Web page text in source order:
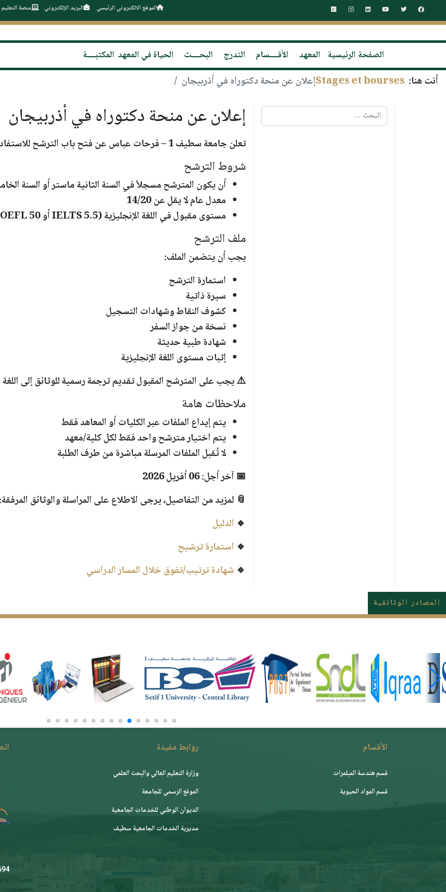
الموقع الالكتروني الرئيسي البريد الإلكتروني منصة
الصفحة الرئيسية المعهد الأقــــسام التدرج البحــــث الحياة في المعهد المكتبــــة
أنت هنا: Stages et boursesإعلان عن منحة دكتوراه في أذربيجان
البحث
إعلان عن منحة دكتوراه في أذربيجان
تعلن جامعة سطيف 1 – فرحات عباس عن فتح باب الترشح للاستفادة من
شروط الترشح
أن يكون المترشح مسجلاً فيالسنة الثانية ماستر أو السنة الخامسة
معدل عام لا يقل عن14/20
مستوى مقبول في اللغة الإنجليزية (IELTS 5.5 أو TOEFL 50 على الأقل
ملف الترشح
يجب أن يتضمن الملف:
استمارة الترشح
سيرة ذاتية
كشوف النقاط وشهادات التسجيل
نسخة من جواز السفر
شهادة طبية حديثة
إثبات مستوى اللغة الإنجليزية
⚠️ يجب على المترشح المقبول تقديمترجمة رسمية للوثائق إلى اللغة
ملاحظات هامة
يتم إيداع الملفاتعبر الكليات أو المعاهد فقط
يتم اختيارمترشح واحد فقط لكل كلية/معهد
لا تُقبل الملفات المرسلة مباشرة من طرف الطلبة
📅آخر أجل: 06 أفريل 2026
📎 لمزيد من التفاصيل، يرجى الاطلاع علىالمراسلةوالوثائق المرفقة:
🔹 الدليل
🔹 استمارة ترشيح
🔹 شهادة ترتيب/تفوق خلال المسار الدراسي
المصادر الوثائقية
الأقسام
قسم هندسة المبلمرات
قسم المواد الحيوية
روابط مفيدة
وزارة التعليم العالي والبحث العلمي
الموقع الرسمي للجامعة
ﺍﻟﺪﻳﻮﺍﻥ ﺍﻟﻮﻃﻨﻲ ﻟﻠﺨﺪﻣﺎﺕ ﺍﻟﺠﺎﻣﻌﻴﺔ
مديرية الخدمات الجامعية سطيف
36 (231+)